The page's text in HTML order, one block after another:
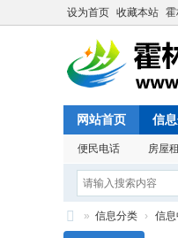
设为首页 收藏本站
网站首页 信
便民电话 房屋
» 信息分类 › 信